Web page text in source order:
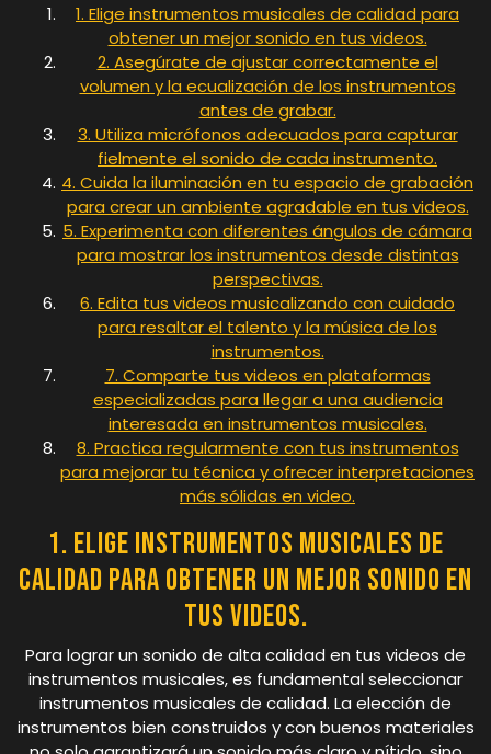
1. Elige instrumentos musicales de calidad para
obtener un mejor sonido en tus videos.
2. Asegúrate de ajustar correctamente el
volumen y la ecualización de los instrumentos
antes de grabar.
3. Utiliza micrófonos adecuados para capturar
fielmente el sonido de cada instrumento.
4. Cuida la iluminación en tu espacio de grabación
para crear un ambiente agradable en tus videos.
5. Experimenta con diferentes ángulos de cámara
para mostrar los instrumentos desde distintas
perspectivas.
6. Edita tus videos musicalizando con cuidado
para resaltar el talento y la música de los
instrumentos.
7. Comparte tus videos en plataformas
especializadas para llegar a una audiencia
interesada en instrumentos musicales.
8. Practica regularmente con tus instrumentos
para mejorar tu técnica y ofrecer interpretaciones
más sólidas en video.
1. Elige instrumentos musicales de
calidad para obtener un mejor sonido en
tus videos.
Para lograr un sonido de alta calidad en tus videos de
instrumentos musicales, es fundamental seleccionar
instrumentos musicales de calidad. La elección de
instrumentos bien construidos y con buenos materiales